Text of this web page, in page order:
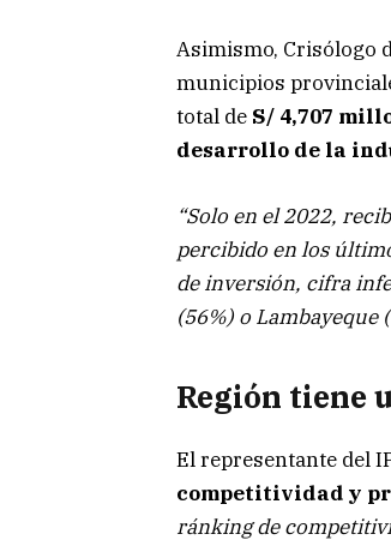
Asimismo, Crisólogo
municipios
total de S/ 4,707
desarrollo de la
“Solo en el 2022,
percibido en los
de inversión, cifra
(56%) o Lambayeque
Región tiene
El representante del
competitividad y
ránking de